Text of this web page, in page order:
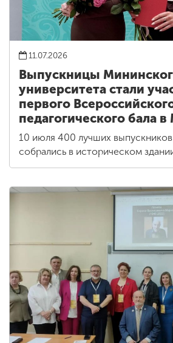
11.07.2026
Выпускницы
университета стали
первого
педагогического бала
10 июля 400 лучших
собрались в историческом